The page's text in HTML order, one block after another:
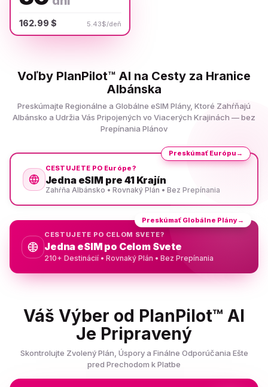
162.99 $ 5.43$/deň
Voľby PlanPilot™ AI na Cesty za Hranice
Albánska
Preskúmajte Regionálne a Globálne eSIM Plány, Ktoré Zahŕňajú
Albánsko a Udržia Vás Pripojených vo Viacerých Krajinách — bez
Prepínania Plánov
CESTUJETE PO Európe?
Jedna eSIM pre 41 Krajín
Zahŕňa Albánsko • Rovnaký Plán • Bez Prepínania
Preskúmať Európu →
CESTUJETE PO CELOM SVETE?
Jedna eSIM po Celom Svete
210+ Destinácií • Rovnaký Plán • Bez Prepínania
Preskúmať Globálne Plány→
Váš Výber od PlanPilot™ AI
Je Pripravený
Skontrolujte Zvolený Plán, Úspory a Finálne Odporúčania Ešte
pred Prechodom k Platbe